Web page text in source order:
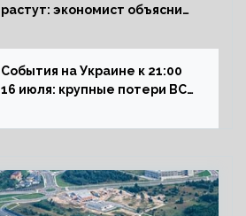
растут: экономист объяснил
на рынок РФ
События на Украине к 21:00
16 июля: крупные потери ВСУ
обстреливает Донбасс из